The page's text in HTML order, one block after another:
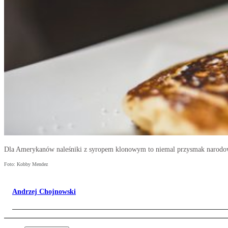
Dla Amerykanów naleśniki z syropem klonowym to niemal przysmak
Foto: Kobby Mendez
Andrzej Chojnowski